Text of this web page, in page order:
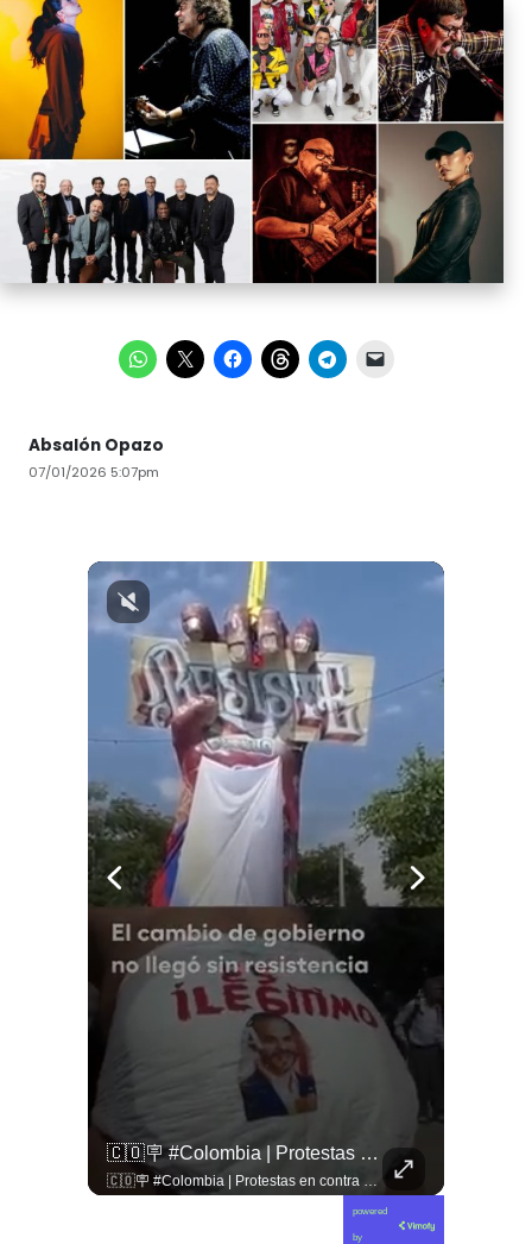
Absalón Opazo
07/01/2026 5:07pm
🇨🇴🪧 #Colombia | Protestas En Contra De La Toma De Posesión De Abelardo Son Lideradas Por Iván Cepeda
🇨🇴🪧 #Colombia | Protestas en contra de la toma de posesión de Abelardo son lideradas por Iván Cepeda
powered
by